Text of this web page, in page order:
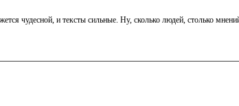
чудесной, и тексты сильные. Ну, сколько людей, столько